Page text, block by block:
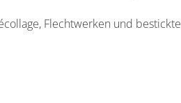
Flechtwerken und bestickte